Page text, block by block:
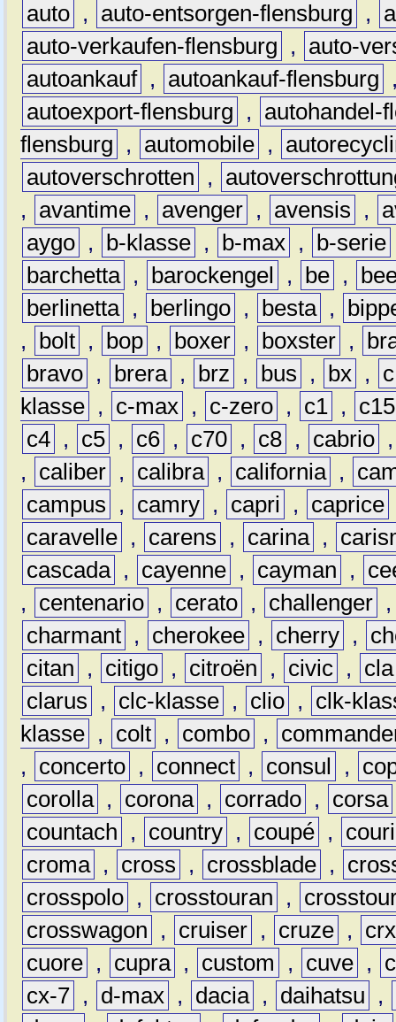
auto , auto-entsorgen-flensburg ,
auto-verkaufen-flensburg
,
auto-
autoankauf , autoankauf-flensburg
autoexport-flensburg
,
autohandel-
flensburg
, automobile ,
autoverschrotten
,
,
avantime , avenger , avensis ,
aygo , b-klasse , b-max , b-serie
barchetta , barockengel , be ,
berlinetta , berlingo , besta ,
,
bolt , bop , boxer , boxster ,
bravo , brera , brz , bus , bx ,
c
klasse , c-max , c-zero , c1 ,
c15
c4 , c5 , c6 , c70 , c8 , cabrio
,
caliber , calibra , california ,
campus
, camry , capri , caprice
caravelle , carens , carina ,
cascada , cayenne , cayman ,
,
centenario , cerato , challenger
charmant , cherokee , cherry ,
citan
, citigo , citroën , civic ,
cla
clarus
, clc-klasse , clio ,
clk-
klasse , colt , combo ,
,
concerto , connect , consul ,
corolla , corona , corrado , corsa
countach
, country , coupé ,
croma , cross , crossblade ,
crosspolo , crosstouran ,
crosswagon
, cruiser , cruze ,
crx
cuore , cupra , custom , cuve ,
cx-7 , d-max , dacia , daihatsu
,